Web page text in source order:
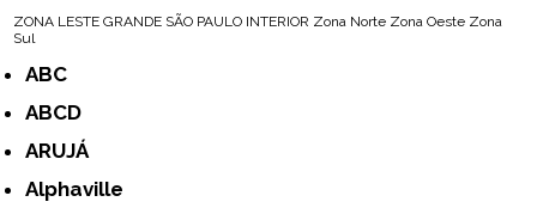
ZONA LESTE GRANDE SÃO PAULO INTERIOR Zona Norte Zona Oeste Zona
Sul
ABC
ABCD
ARUJÁ
Alphaville